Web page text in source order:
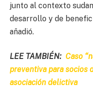
junto al contexto
desarrollo y de
añadió.
LEE TAMBIÉN: Caso
preventiva para socios
asociación delictiva